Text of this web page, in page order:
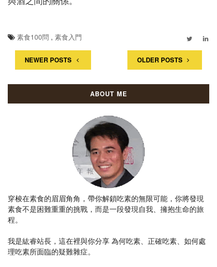
素食100問 , 素食入門
NEWER POSTS OLDER POSTS
ABOUT ME
穿梭在素食的眉眉角角，帶你解鎖吃素的無限可能，你將發現
素食不是困難重重的挑戰，而是一段發現自我、擁抱生命的旅
程。
我是紘睿站長，這在裡與你分享 為何吃素、正確吃素、如何處
理吃素所面臨的疑難雜症。